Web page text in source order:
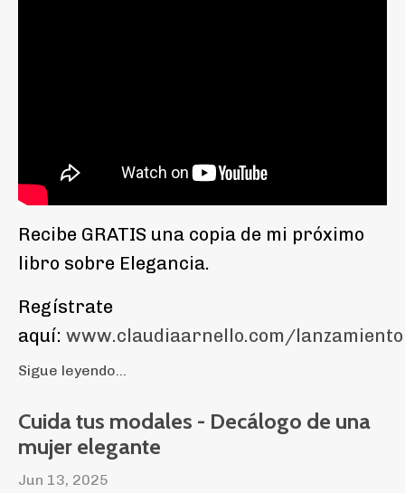
Recibe GRATIS una copia de mi próximo
libro sobre Elegancia.
Regístrate
aquí: www.claudiaarnello.com/lanzamiento
Sigue leyendo...
Cuida tus modales - Decálogo de una
mujer elegante
Jun 13, 2025